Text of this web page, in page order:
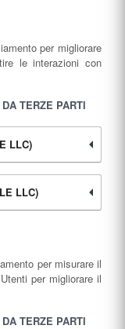
per migliorare
le interazioni con
TERZE PARTI
LLC)
LLC)
per misurare il
per migliorare il
TERZE PARTI